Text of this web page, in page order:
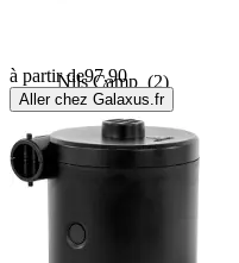
Nils Camp (2)
Nordisk(12)
à partir de97,90
Aller chez Galaxus.fr